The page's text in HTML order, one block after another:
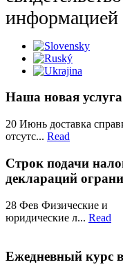
информацией
Наша новая услуга
20 Июнь доставка
отсутс... Read
Строк подачи
деклараций
28 Фев Физические и
юридические л... Read
Ежедневный курс